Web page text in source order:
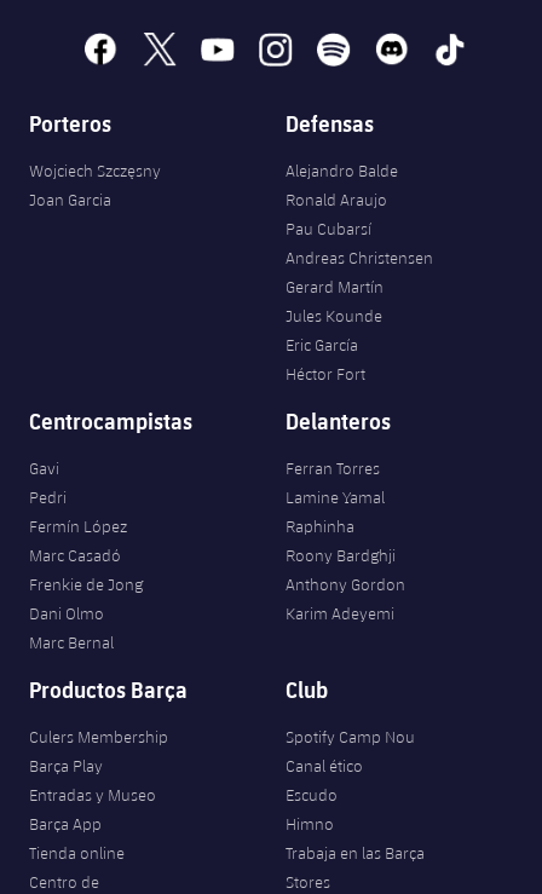
facebook
x youtubeinstagramspotify discord tiktok
Porteros
Wojciech Szczęsny
Joan Garcia
Defensas
Alejandro Balde
Ronald Araujo
Pau Cubarsí
Andreas Christensen
Gerard Martín
Jules Kounde
Eric García
Héctor Fort
Centrocampistas
Gavi
Pedri
Fermín López
Marc Casadó
Frenkie de Jong
Dani Olmo
Marc Bernal
Delanteros
Ferran Torres
Lamine Yamal
Raphinha
Roony Bardghji
Anthony Gordon
Karim Adeyemi
Productos Barça
Culers Membership
Barça Play
Entradas y Museo
Barça App
Tienda online
Centro de
Club
Spotify Camp Nou
Canal ético
Escudo
Himno
Trabaja en las Barça
Stores